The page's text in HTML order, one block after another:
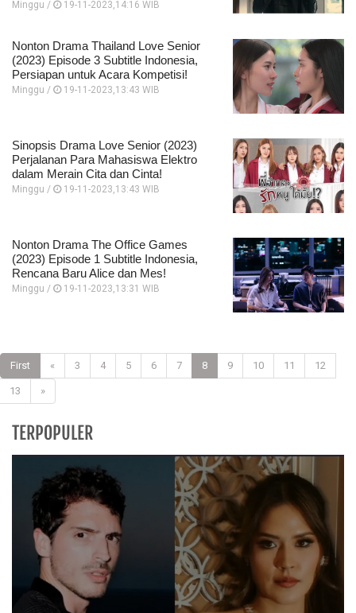
Minggu / 19-11-2023,14:16 WIB
Nonton Drama Thailand Love Senior
(2023) Episode 3 Subtitle Indonesia,
Persiapan untuk Acara Kompetisi!
Minggu / 19-11-2023,13:43 WIB
Sinopsis Drama Love Senior (2023)
Perjalanan Para Mahasiswa Elektro
dalam Merain Cita dan Cinta!
Minggu / 19-11-2023,13:43 WIB
Nonton Drama The Office Games
(2023) Episode 1 Subtitle Indonesia,
Rencana Baru Alice dan Mes!
Minggu / 19-11-2023,13:31 WIB
First « 3 4 5 6 7 8 9 10 11 12
13 »
TERPOPULER